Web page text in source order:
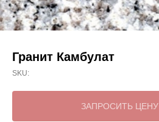
Гранит Камбулат
SKU:
ЗАПРОСИТЬ ЦЕНУ